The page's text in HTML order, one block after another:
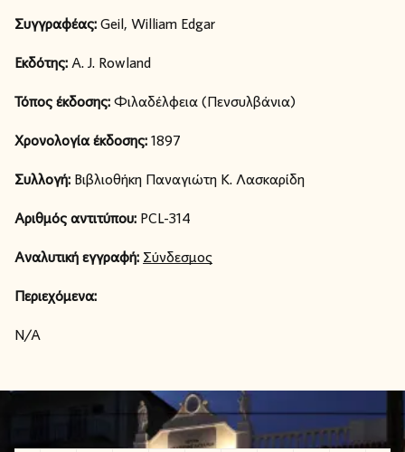
Συγγραφέας:Geil, William Edgar
Εκδότης:A. J. Rowland
Τόπος έκδοσης:Φιλαδέλφεια (Πενσυλβάνια)
Χρονολογία έκδοσης:1897
Συλλογή: Βιβλιοθήκη Παναγιώτη Κ. Λασκαρίδη
Αριθμός αντιτύπου: PCL-314
Αναλυτική εγγραφή: Σύνδεσμος
Περιεχόμενα:
N/A